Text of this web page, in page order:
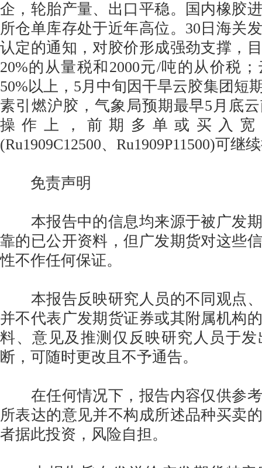
企，轮胎产量、出口平稳。国内橡胶
所仓单库存处于近年高位。30日海关
认定的通知，对胶价形成强劲支撑，
20%的从量税和2000元/吨的从价税
50%以上，5月中旬因干旱云胶集团短
素引燃沪胶，气象局预期最早5月底
操作上，前期多单或买入
(Ru1909C12500、Ru1909P11500)可继
免责声明
本报告中的信息均来源于被广发期
靠的已公开资料，但广发期货对这些
性不作任何保证。
本报告反映研究人员的不同观点、
并不代表广发期货证券或其附属机构
料、意见及推测仅反映研究人员于
断，可随时更改且不予通告。
在任何情况下，报告内容仅供参考
所表达的意见并不构成所述品种买卖
者据此投资，风险自担。